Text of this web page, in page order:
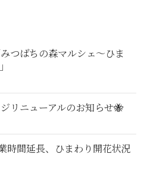
つばちの森マルシェ〜ひま
リニューアルのお知らせ🐝
時間延長、ひまわり開花状況